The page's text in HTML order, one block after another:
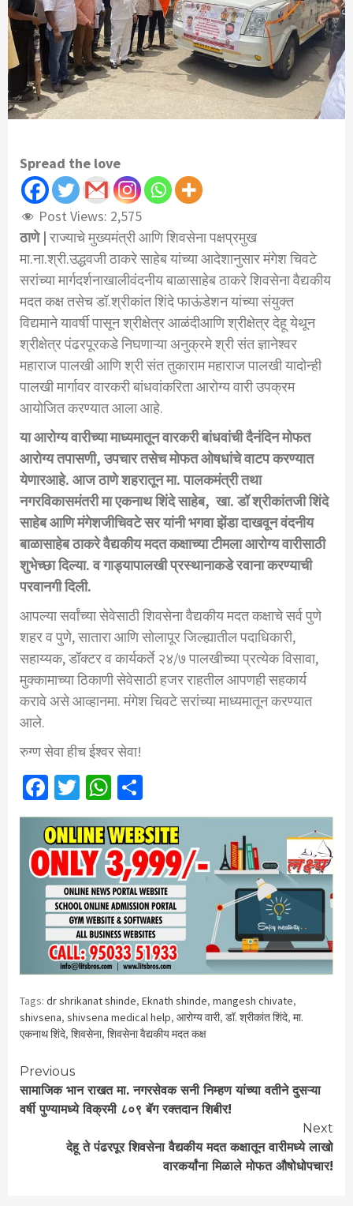
Spread the love
Post Views: 2,575
ठाणे| राज्याचेमुख्यमंत्रीआणिशिवसेनापक्षप्रमुख
मा.ना.श्री.उद्धवजीठाकरेसाहेबयांच्याआदेशानुसारमंगेशचिवटे
सरांच्यामार्गदर्शनाखालीवंदनीयबाळासाहेबठाकरेशिवसेनावैद्यकीय
मदतकक्षतसेचडॉ.श्रीकांतशिंदेफाऊंडेशनयांच्यासंयुक्त
विद्यमानेयावर्षीपासूनश्रीक्षेत्रआळंदीआणिश्रीक्षेत्रदेहूयेथून
श्रीक्षेत्रपंढरपूरकडेनिघणाऱ्या अनुक्रमेश्रीसंतज्ञानेश्वर
महाराजपालखीआणिश्रीसंततुकाराममहाराजपालखीयादोन्ही
पालखीमार्गावरवारकरीबांधवांकरिताआरोग्यवारीउपक्रम
आयोजितकरण्यातआलाआहे.
याआरोग्यवारीच्यामाध्यमातूनवारकरीबांधवांचीदैनंदिनमोफत
आरोग्यतपासणी,उपचारतसेचमोफतओषधांचेवाटपकरण्यात
येणारआहे. आजठाणेशहरातूनमा.पालकमंत्रीतथा
नगरविकासमंतरीमाएकनाथशिंदेसाहेब, खा.डॉश्रीकांतजीशिंदे
साहेबआणिमंगेशजीचिवटेसरयांनीभगवाझेंडादाखवूनवंदनीय
बाळासाहेबठाकरेवैद्यकीयमदतकक्षाच्याटीमलाआरोग्यवारीसाठी
शुभेच्छादिल्या.वगाड्यापालखीप्रस्थानाकडेरवानाकरण्याची
परवानगीदिली.
आपल्यासर्वांच्यासेवेसाठीशिवसेनावैद्यकीयमदतकक्षाचेसर्वपुणे
शहरवपुणे,साताराआणिसोलापूरजिल्ह्यातीलपदाधिकारी,
सहाय्यक,डॉक्टरवकार्यकर्ते २४/७ पालखीच्याप्रत्येकविसावा,
मुक्कामाच्याठिकाणीसेवेसाठीहजरराहतीलआपणहीसहकार्य
करावे असेआव्हानमा.मंगेशचिवटेसरांच्यामाध्यमातूनकरण्यात
आले.
रुग्णसेवाहीचईश्वरसेवा!
Facebook
TwitterWhatsApp
Tags: dr shrikanat shinde, Eknath shinde, mangesh chivate,
shivsena, shivsena medical help, आरोग्य वारी, डॉ. श्रीकांत शिंदे, मा.
एकनाथ शिंदे, शिवसेना, शिवसेना वैद्यकीय मदत कक्ष
Continue
Reading
Previous
सामाजिक भान राखत मा. नगरसेवक सनी निम्हण यांच्या वतीने दुसऱ्या
वर्षी पुण्यामध्ये विक्रमी ८०९ बॅग रक्तदान शिबीर!
Next
देहू ते पंढरपूर शिवसेना वैद्यकीय मदत कक्षातून वारीमध्ये लाखो
वारकर्यांना मिळाले मोफत औषोधोपचार!